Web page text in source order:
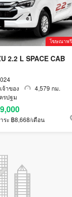
โฆษณาพ
2.2 L SPACE CAB
เจ้าของ
4,579 กม.
รปฐม
ระ ฿8,668/เดือน